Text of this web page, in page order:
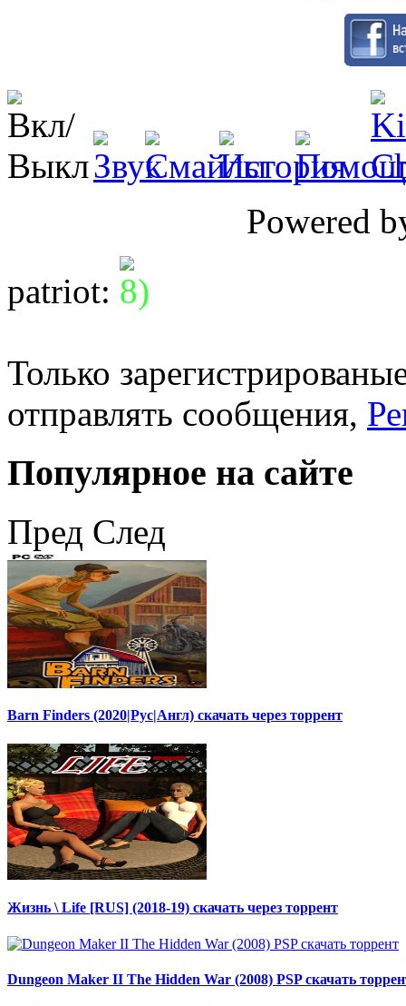
Powered
patriot:
Только
отправлять сообщения,
Популярное на сайте
Пред След
Barn Finders (2020|Рус|Англ) скачать через торрент
Жизнь \ Life [RUS] (2018-19) скачать через торрент
Dungeon Maker II The Hidden War (2008) PSP скачать